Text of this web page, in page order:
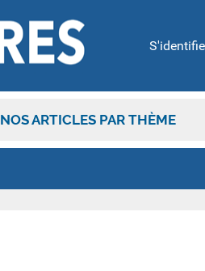
NOS ARTICLES PAR THÈME